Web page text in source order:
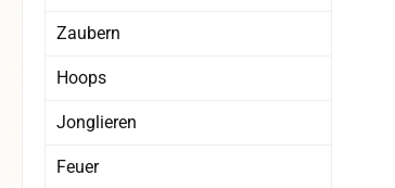
Zaubern
Hoops
Jonglieren
Feuer